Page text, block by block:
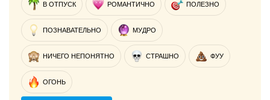
В ОТПУСК РОМАНТИЧНО ПОЛЕЗНО
ПОЗНАВАТЕЛЬНО МУДРО
НИЧЕГО НЕПОНЯТНО СТРАШНО ФУУ
ОГОНЬ